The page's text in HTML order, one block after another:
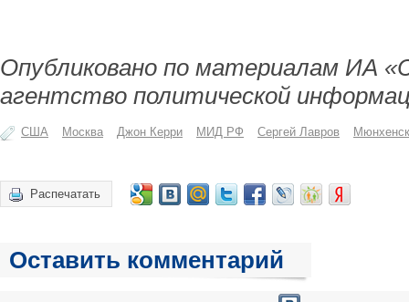
Опубликовано по материалам ИА
агентство политической
США Москва Джон Керри МИД РФ Сергей Лавров
Распечатать
Оставить комментарий